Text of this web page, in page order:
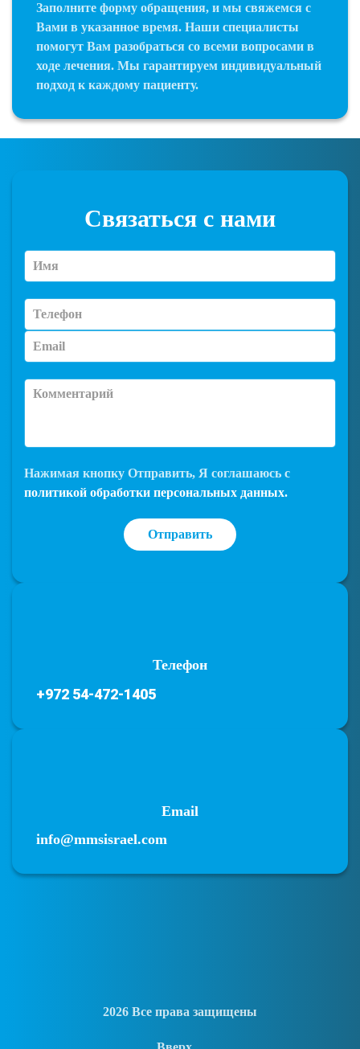
Заполните форму обращения, и мы свяжемся с
Вами в указанное время. Наши специалисты
помогут Вам разобраться со всеми вопросами в
ходе лечения. Мы гарантируем индивидуальный
подход к каждому пациенту.
Связаться с нами
Нажимая кнопку Отправить, Я соглашаюсь с
политикой обработки персональных данных.
Отправить
Телефон
+972 54-472-1405
Email
info@mmsisrael.com
2026 Все права защищены